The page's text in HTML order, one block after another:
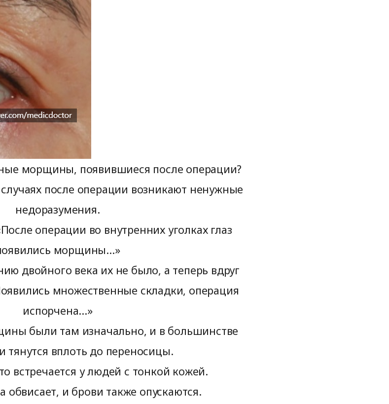
морщины, появившиеся после операции?
после операции возникают ненужные
недоразумения.
операции во внутренних уголках глаз
морщины...»
двойного века их не было, а теперь вдруг
множественные складки, операция
испорчена...»
были там изначально, и в большинстве
тянутся вплоть до переносицы.
встречается у людей с тонкой кожей.
обвисает, и брови также опускаются.